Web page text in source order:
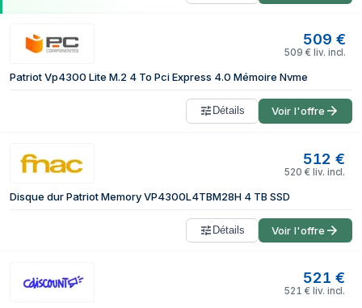
509 €
509 € liv. incl.
Patriot Vp4300 Lite M.2 4 To Pci Express 4.0 Mémoire Nvme
Détails Voir l'offre
512 €
520 € liv. incl.
Disque dur Patriot Memory VP4300L4TBM28H 4 TB SSD
Détails Voir l'offre
521 €
521 € liv. incl.